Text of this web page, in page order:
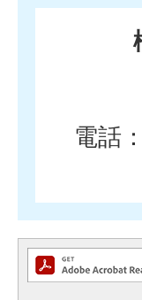
電話